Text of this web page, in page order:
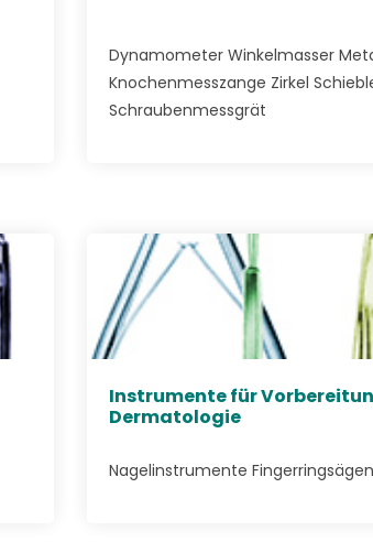
Dynamometer Winkelmasser
Knochenmesszange Zirkel
Schraubenmessgrät
Instrumente für
Dermatologie
Nagelinstrumente